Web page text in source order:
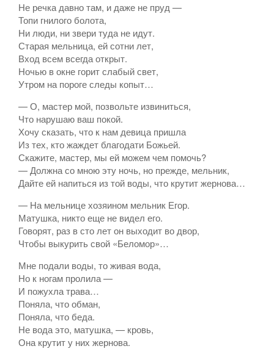
Не речка давно там, и даже не пруд —
Топи гнилого болота,
Ни люди, ни звери туда не идут.
Старая мельница, ей сотни лет,
Вход всем всегда открыт.
Ночью в окне горит слабый свет,
Утром на пороге следы копыт…
— О, мастер мой, позвольте извиниться,
Что нарушаю ваш покой.
Хочу сказать, что к нам девица пришла
Из тех, кто жаждет благодати Божьей.
Скажите, мастер, мы ей можем чем помочь?
— Должна со мною эту ночь, но прежде, мельник,
Дайте ей напиться из той воды, что крутит жернова…
— На мельнице хозяином мельник Егор.
Матушка, никто еще не видел его.
Говорят, раз в сто лет он выходит во двор,
Чтобы выкурить свой «Беломор»…
Мне подали воды, то живая вода,
Но к ногам пролила —
И пожухла трава…
Поняла, что обман,
Поняла, что беда.
Не вода это, матушка, — кровь,
Она крутит у них жернова.